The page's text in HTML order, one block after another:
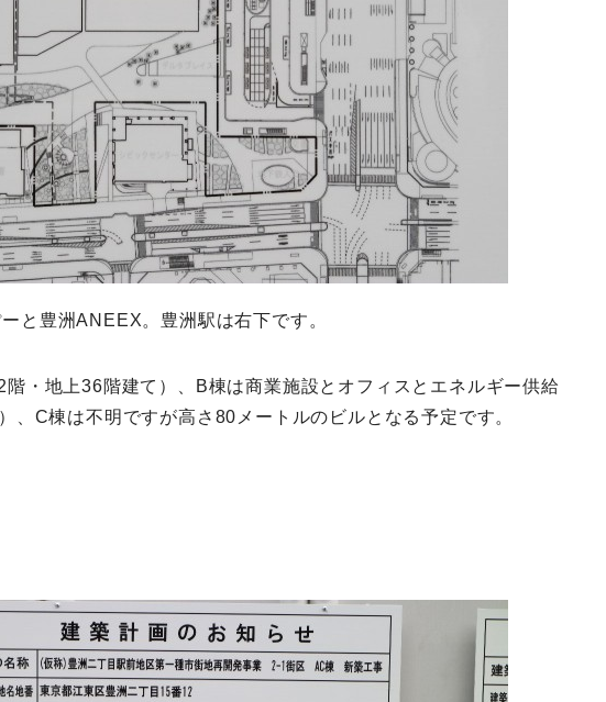
と豊洲ANEEX。豊洲駅は右下です。
・地上36階建て）、B棟は商業施設とオフィスとエネルギー供給
、C棟は不明ですが高さ80メートルのビルとなる予定です。